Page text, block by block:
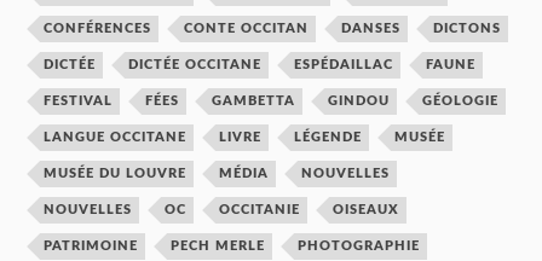
CONFÉRENCES CONTE OCCITAN DANSES DICTONS
DICTÉE DICTÉE OCCITANE ESPÉDAILLAC FAUNE
FESTIVAL FÉES GAMBETTA GINDOU GÉOLOGIE
LANGUE OCCITANE LIVRE LÉGENDE MUSÉE
MUSÉE DU LOUVRE MÉDIA NOUVELLES
NOUVELLES OC OCCITANIE OISEAUX
PATRIMOINE PECH MERLE PHOTOGRAPHIE